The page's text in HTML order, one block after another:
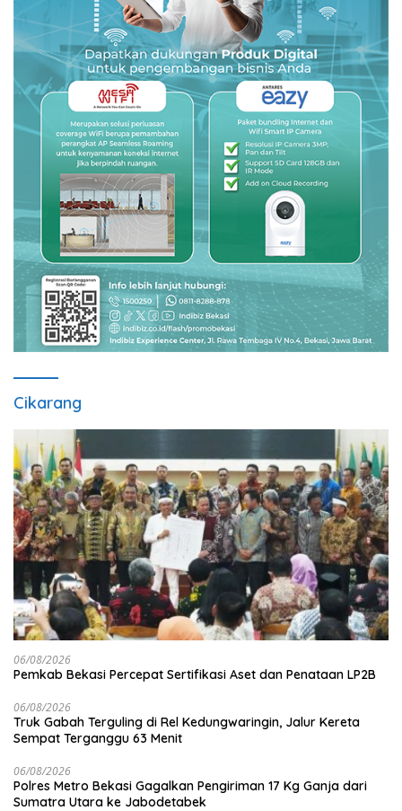
Cikarang
06/08/2026
Pemkab Bekasi Percepat Sertifikasi Aset dan Penataan LP2B
06/08/2026
Truk Gabah Terguling di Rel Kedungwaringin, Jalur Kereta
Sempat Terganggu 63 Menit
06/08/2026
Polres Metro Bekasi Gagalkan Pengiriman 17 Kg Ganja dari
Sumatra Utara ke Jabodetabek